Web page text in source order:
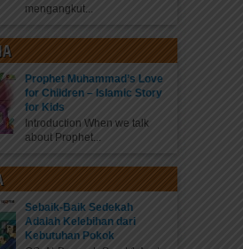
mengangkut...
Prophet Muhammad’s Love
for Children – Islamic Story
for Kids
Introduction When we talk
about Prophet...
Sebaik-Baik Sedekah
Adalah Kelebihan dari
Kebutuhan Pokok